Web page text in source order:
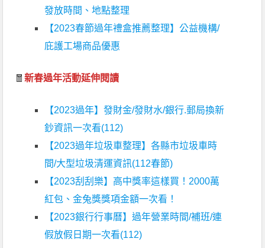
發放時間、地點整理
【2023春節過年禮盒推薦整理】公益機構/
庇護工場商品優惠
🧧新春過年活動延伸閱讀
【2023過年】發財金/發財水/銀行.郵局換新
鈔資訊一次看(112)
【2023過年垃圾車整理】各縣市垃圾車時
間/大型垃圾清運資訊(112春節)
【2023刮刮樂】高中獎率這樣買！2000萬
紅包、金兔獎獎項金額一次看！
【2023銀行行事曆】過年營業時間/補班/連
假放假日期一次看(112)